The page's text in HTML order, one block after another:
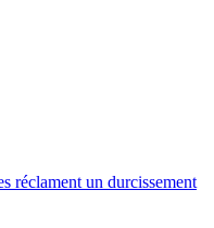
réclament un durcissement